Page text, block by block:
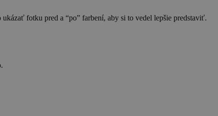
fotku pred a “po” farbení, aby si to vedel lepšie predstaviť.